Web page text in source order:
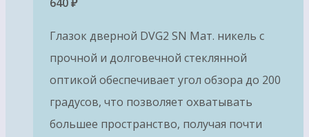
Глазок дверной DVG2 SN Мат. никель с
прочной и долговечной стеклянной
оптикой обеспечивает угол обзора до 200
градусов, что позволяет охватывать
большее пространство, получая почти